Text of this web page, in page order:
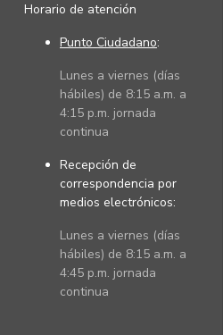
Horario de atención
Punto Ciudadano:
Lunes a viernes (días
hábiles) de 8:15 a.m. a
4:15 p.m. jornada
continua
Recepción de
correspondencia por
medios electrónicos:
Lunes a viernes (días
hábiles) de 8:15 a.m. a
4:45 p.m. jornada
continua